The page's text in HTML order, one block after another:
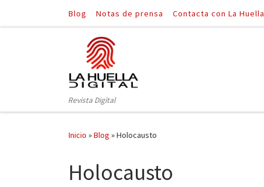
Saltar al contenido
Blog Notas de prensa Contacta con La Huella
Revista Digital
Inicio »Blog »Holocausto
Holocausto